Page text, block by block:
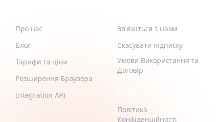
Про нас
Блог
Тарифи та ціни
Розширення Браузера
Integration API
Зв'яжіться з нами
Скасувати підписку
Умови Використання та
Договір
Політика
Конфіденційності